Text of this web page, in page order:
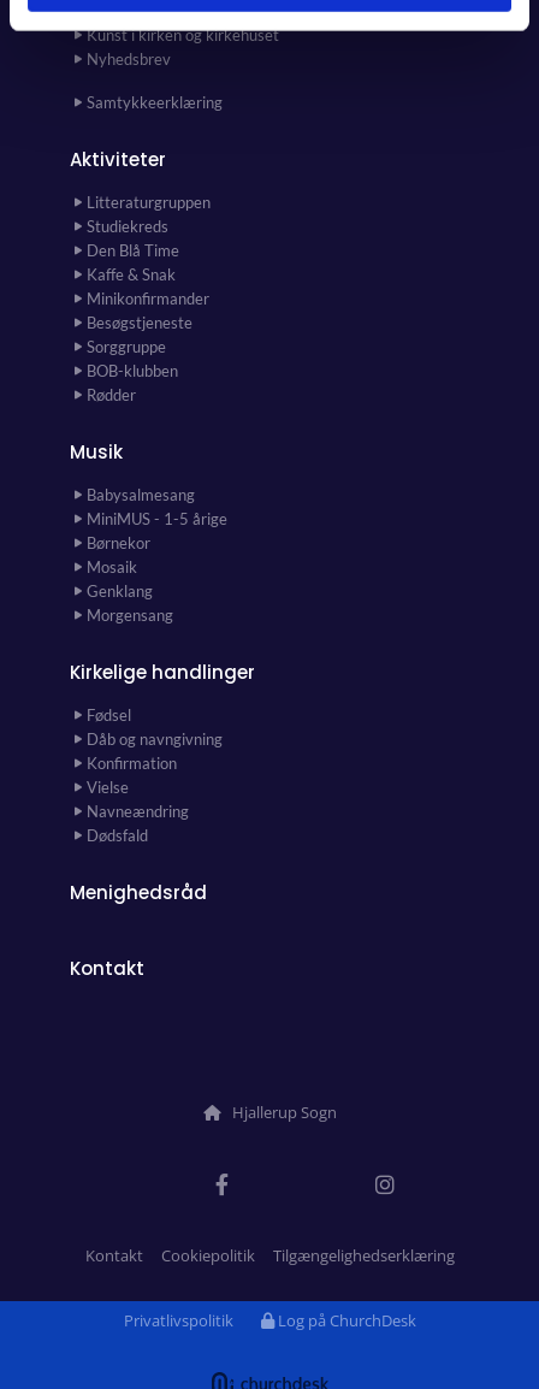
Kalender
Kunst i kirken og kirkehuset
Nyhedsbrev
Samtykkeerklæring
Aktiviteter
Litteraturgruppen
Studiekreds
Den Blå Time
Kaffe & Snak
Minikonfirmander
Besøgstjeneste
Sorggruppe
BOB-klubben
Rødder
Musik
Babysalmesang
MiniMUS - 1-5 årige
Børnekor
Mosaik
Genklang
Morgensang
Kirkelige handlinger
Fødsel
Dåb og navngivning
Konfirmation
Vielse
Navneændring
Dødsfald
Menighedsråd
Kontakt
Hjallerup Sogn
Kontakt Cookiepolitik Tilgængelighedserklæring
Privatlivspolitik Log på ChurchDesk